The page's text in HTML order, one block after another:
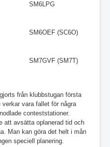
SM6LPG
SM6OEF (SC6O)
SM7GVF (SM7T)
från klubbstugan första
vara fallet för några
conteststationer.
att avsätta oplanerad tid och
Man kan göra det helt i mån
speciell planering.